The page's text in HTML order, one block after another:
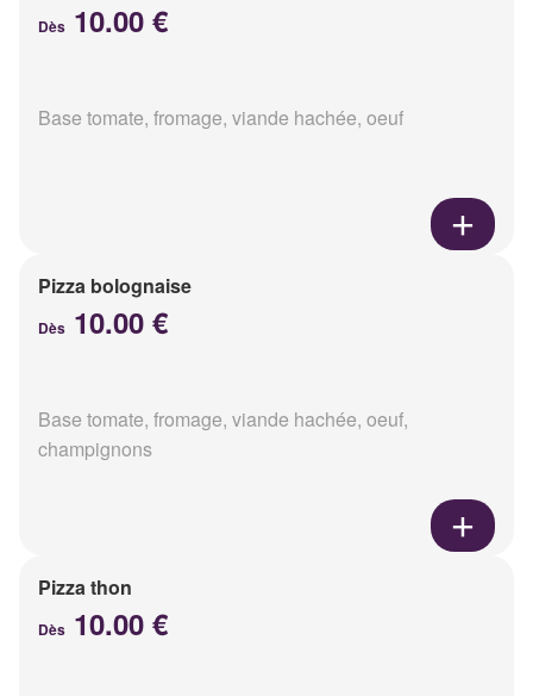
Dès 10.00 €
Base tomate, fromage, viande hachée, oeuf
Pizza bolognaise
Dès 10.00 €
Base tomate, fromage, viande hachée, oeuf,
champignons
Pizza thon
Dès 10.00 €